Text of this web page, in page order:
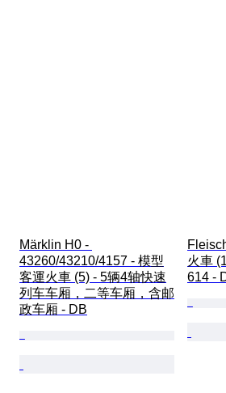
Märklin H0 -
43260/43210/4157 - 模型
客運火車 (5) - 5辆4轴快速
列车车厢，二等车厢，含邮
政车厢 - DB
火車
614 -